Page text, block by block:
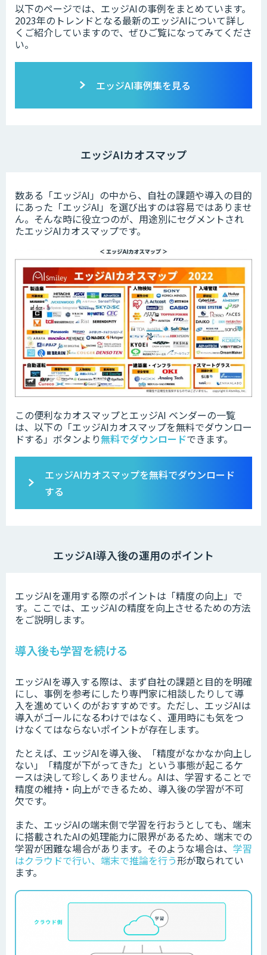
以下のページでは、エッジAIの事例をまとめています。
2023年のトレンドとなる最新のエッジAIについて詳し
くご紹介していますので、ぜひご覧になってみてくださ
い。
エッジAI事例集を見る
エッジAIカオスマップ
数ある「エッジAI」の中から、自社の課題や導入の目的
にあった「エッジAI」を選び出すのは容易ではありませ
ん。そんな時に役立つのが、用途別にセグメントされ
たエッジAIカオスマップです。
この便利なカオスマップとエッジAI ベンダーの一覧
は、以下の「エッジAIカオスマップを無料でダウンロー
ドする」ボタンより無料でダウンロードできます。
エッジAIカオスマップを無料でダウンロード
する
エッジAI導入後の運用のポイント
エッジAIを運用する際のポイントは「精度の向上」で
す。ここでは、エッジAIの精度を向上させるための方法
をご説明します。
導入後も学習を続ける
エッジAIを導入する際は、まず自社の課題と目的を明確
にし、事例を参考にしたり専門家に相談したりして導
入を進めていくのがおすすめです。ただし、エッジAIは
導入がゴールになるわけではなく、運用時にも気をつ
けなくてはならないポイントが存在します。
たとえば、エッジAIを導入後、「精度がなかなか向上し
ない」「精度が下がってきた」という事態が起こるケ
ースは決して珍しくありません。AIは、学習することで
精度の維持・向上ができるため、導入後の学習が不可
欠です。
また、エッジAIの端末側で学習を行おうとしても、端末
に搭載されたAIの処理能力に限界があるため、端末での
学習が困難な場合があります。そのような場合は、 学習
はクラウドで行い、端末で推論を行う形が取られてい
ます。